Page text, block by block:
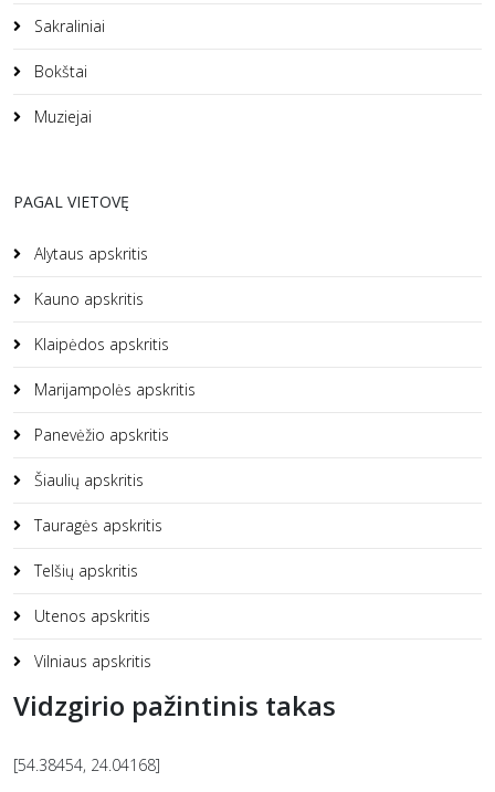
Sakraliniai
Bokštai
Muziejai
PAGAL VIETOVĘ
Alytaus apskritis
Kauno apskritis
Klaipėdos apskritis
Marijampolės apskritis
Panevėžio apskritis
Šiaulių apskritis
Tauragės apskritis
Telšių apskritis
Utenos apskritis
Vilniaus apskritis
Vidzgirio pažintinis takas
[54.38454, 24.04168]